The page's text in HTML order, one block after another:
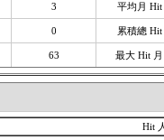
3 平均月 Hit
0 累積總 Hit
63 最大 Hit 月
Hit